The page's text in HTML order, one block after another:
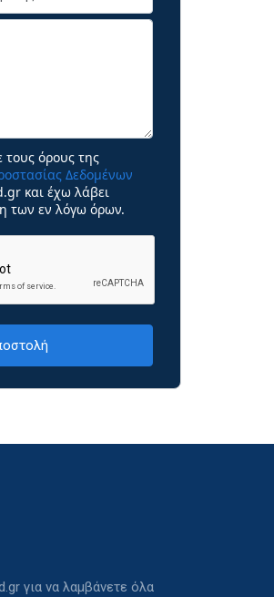
όρους της
Δεδομένων
και έχω λάβει
των εν λόγω όρων.
για να λαμβάνετε όλα